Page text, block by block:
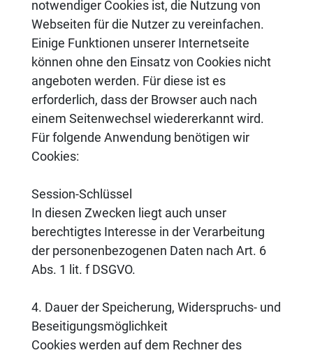
notwendiger Cookies ist, die Nutzung von
Webseiten für die Nutzer zu vereinfachen.
Einige Funktionen unserer Internetseite
können ohne den Einsatz von Cookies nicht
angeboten werden. Für diese ist es
erforderlich, dass der Browser auch nach
einem Seitenwechsel wiedererkannt wird.
Für folgende Anwendung benötigen wir
Cookies:
Session-Schlüssel
In diesen Zwecken liegt auch unser
berechtigtes Interesse in der Verarbeitung
der personenbezogenen Daten nach Art. 6
Abs. 1 lit. f DSGVO.
4. Dauer der Speicherung, Widerspruchs- und
Beseitigungsmöglichkeit
Cookies werden auf dem Rechner des